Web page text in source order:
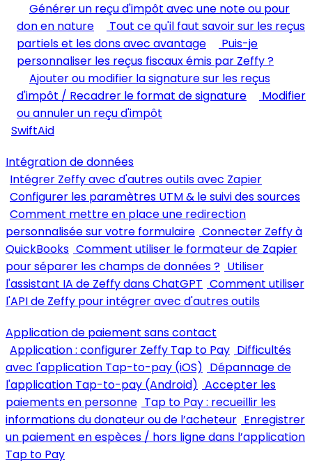
Générer un reçu d'impôt avec une note ou pour
don en nature
Tout ce qu'il faut savoir sur les reçus
partiels et les dons avec avantage
Puis-je
personnaliser les reçus fiscaux émis par Zeffy ?
Ajouter ou modifier la signature sur les reçus
d'impôt / Recadrer le format de signature
Modifier
ou annuler un reçu d'impôt
SwiftAid
Intégration de données
Intégrer Zeffy avec d'autres outils avec Zapier
Configurer les paramètres UTM & le suivi des sources
Comment mettre en place une redirection
personnalisée sur votre formulaire Connecter Zeffy à
QuickBooks Comment utiliser le formateur de Zapier
pour séparer les champs de données ? Utiliser
l'assistant IA de Zeffy dans ChatGPT Comment utiliser
l'API de Zeffy pour intégrer avec d'autres outils
Application de paiement sans contact
Application : configurer Zeffy Tap to Pay Difficultés
avec l'application Tap-to-pay (iOS) Dépannage de
l'application Tap-to-pay (Android) Accepter les
paiements en personne Tap to Pay : recueillir les
informations du donateur ou de l’acheteur Enregistrer
un paiement en espèces / hors ligne dans l’application
Tap to Pay